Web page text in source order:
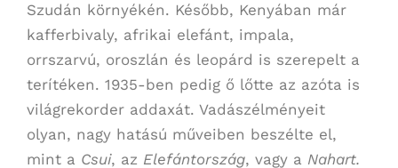
Szudán környékén. Később, Kenyában már
kafferbivaly, afrikai elefánt, impala,
orrszarvú, oroszlán és leopárd is szerepelt a
terítéken. 1935-ben pedig ő lőtte az azóta is
világrekorder addaxát. Vadászélményeit
olyan, nagy hatású műveiben beszélte el,
mint a Csui, az Elefántország, vagy a Nahart.